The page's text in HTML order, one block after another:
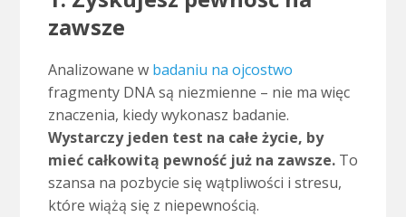
zawsze
Analizowane w badaniu na ojcostwo
fragmenty DNA są niezmienne – nie ma więc
znaczenia, kiedy wykonasz badanie.
Wystarczy jeden test na całe życie, by
mieć całkowitą pewność już na zawsze. To
szansa na pozbycie się wątpliwości i stresu,
które wiążą się z niepewnością.